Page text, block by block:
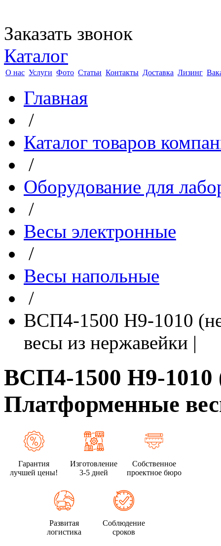
Заказать звонок
Каталог
О нас Услуги Фото Статьи Контакты Доставка Лизинг
Главная
/
Каталог товаров
/
Оборудование для
/
Весы электронные
/
Весы напольные
/
ВСП4-1500 Н9-1010
весы из нержавейки |
ВСП4-1500 Н9-1010
Платформенные
Гарантия
лучшей цены!
Изготовление
3-5 дней
Собственное
проектное бюро
Развитая
логистика
Соблюдение
сроков